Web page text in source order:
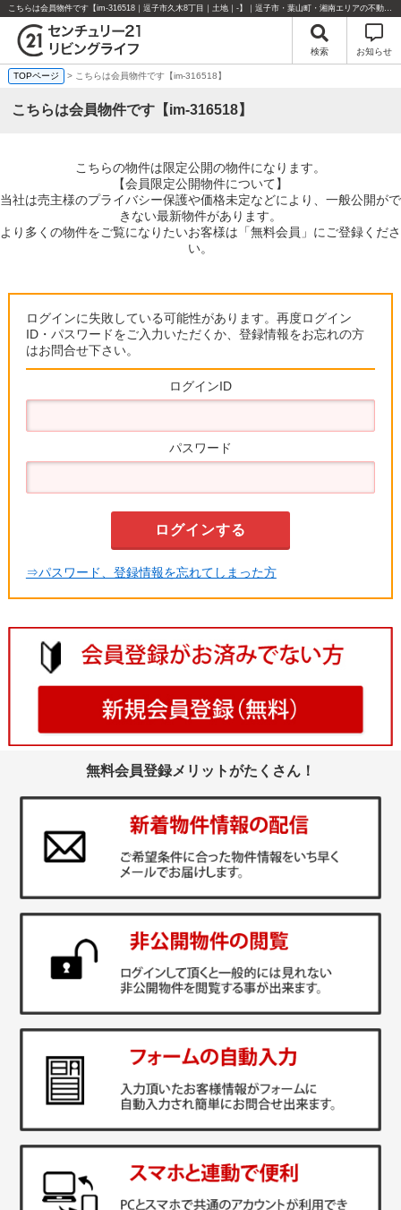
こちらは会員物件です【im-316518｜逗子市久木8丁目｜土地｜-】｜逗子市・葉山町・湘南エリアの不動産のことならセンチュリー21リビングライフにお任せください！
検索 お知らせ
TOPページ > こちらは会員物件です【im-316518】
こちらは会員物件です【im-316518】
こちらの物件は限定公開の物件になります。
【会員限定公開物件について】
当社は売主様のプライバシー保護や価格未定などにより、一般公開がで
きない最新物件があります。
より多くの物件をご覧になりたいお客様は「無料会員」にご登録くださ
い。
ログインに失敗している可能性があります。再度ログイン
ID・パスワードをご入力いただくか、登録情報をお忘れの方
はお問合せ下さい。
ログインID
パスワード
⇒パスワード、登録情報を忘れてしまった方
無料会員登録メリットがたくさん！